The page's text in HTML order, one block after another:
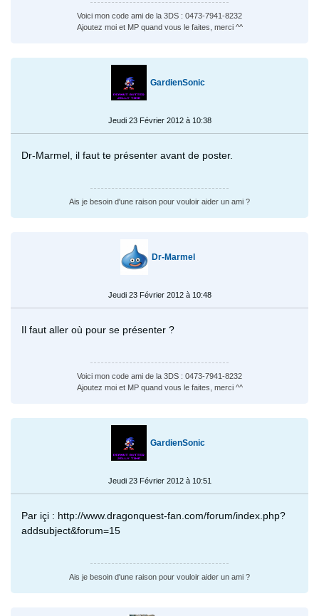
Voici mon code ami de la 3DS : 0473-7941-8232
Ajoutez moi et MP quand vous le faites, merci ^^
GardienSonic
Jeudi 23 Février 2012 à 10:38
Dr-Marmel, il faut te présenter avant de poster.
Ais je besoin d'une raison pour vouloir aider un ami ?
Dr-Marmel
Jeudi 23 Février 2012 à 10:48
Il faut aller où pour se présenter ?
Voici mon code ami de la 3DS : 0473-7941-8232
Ajoutez moi et MP quand vous le faites, merci ^^
GardienSonic
Jeudi 23 Février 2012 à 10:51
Par içi : http://www.dragonquest-fan.com/forum/index.php?
addsubject&forum=15
Ais je besoin d'une raison pour vouloir aider un ami ?